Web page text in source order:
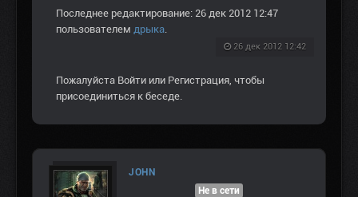
Последнее редактирование: 26 дек 2012 12:47
пользователем дрыка.
26 дек 2012 12:42
Пожалуйста Войти или Регистрация, чтобы
присоединиться к беседе.
JOHN
Не в сети